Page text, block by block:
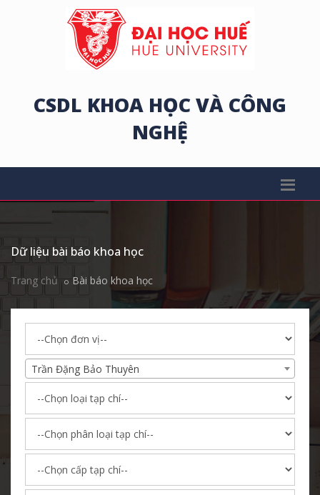
CSDL KHOA HỌC VÀ CÔNG
NGHỆ
Dữ liệu bài báo khoa học
Trang chủ Bài báo khoa học
Trần Đặng Bảo Thuyên